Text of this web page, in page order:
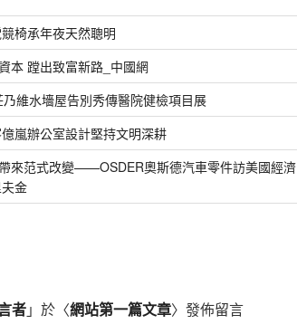
椅承年夜天然聰明
本 蹚出致富新路_中國網
維水墻屋告別秀傳醫院健檢項目展
嵐辦公室設計堅持文明深耕
來范式改變——OSDER奧斯德汽車零件訪美國經濟
金
者」於〈網站第一篇文章〉發佈留言